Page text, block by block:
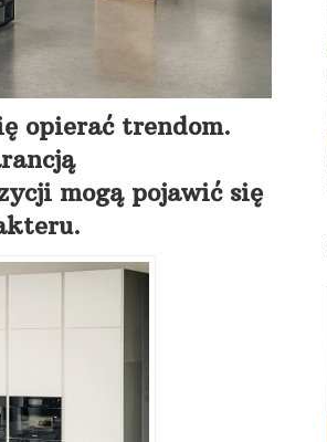
opierać trendom.
mogą pojawić się